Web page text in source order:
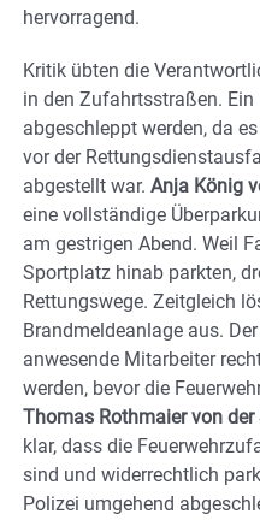
hervorragend.
Kritik übten die
in den Zufahrtsstraßen.
abgeschleppt werden, da
vor der
abgestellt war. Anja König
eine vollständige
am gestrigen Abend. Weil
Sportplatz hinab parkten,
Rettungswege. Zeitgleich
Brandmeldeanlage aus.
anwesende Mitarbeiter
werden, bevor die
Thomas Rothmaier von
klar, dass die
sind und widerrechtlich
Polizei umgehend